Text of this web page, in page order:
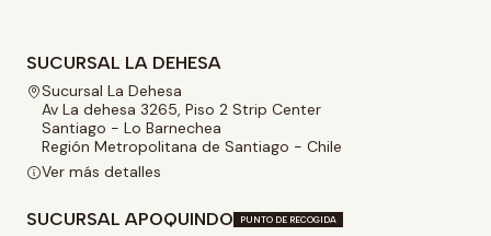
SUCURSAL LA DEHESA
Sucursal La Dehesa
Av La dehesa 3265, Piso 2 Strip Center
Santiago - Lo Barnechea
Región Metropolitana de Santiago - Chile
Ver más detalles
SUCURSAL APOQUINDO PUNTO DE RECOGIDA